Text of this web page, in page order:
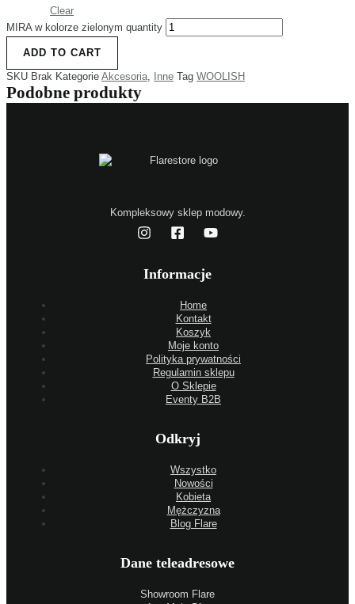
Clear
MIRA w kolorze zielonym quantity
ADD TO CART
SKU Brak Kategorie Akcesoria Inne Tag WOOLISH
Podobne produkty
Kompleksowy sklep modowy.
Informacje
Home
Kontakt
Koszyk
Moje konto
Polityka prywatności
Regulamin sklepu
O Sklepie
Eventy B2B
Odkryj
Wszystko
Nowości
Kobieta
Mężczyzna
Blog Flare
Dane teleadresowe
Showroom Flare